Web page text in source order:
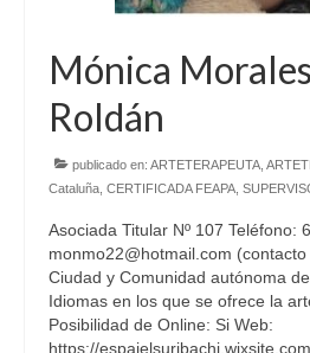
Mónica Morales
Roldán
publicado en: ARTETERAPEUTA
Cataluña CERTIFICADA FEAPA
Asociada Titular Nº 107 Teléfono:
monmo22@hotmail.com
Ciudad y Comunidad autónoma
Idiomas en los que se ofrece la
Posibilidad de Online: Si Web:
https://